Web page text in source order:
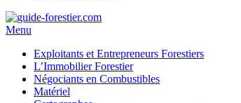
Menu
Exploitants et Entrepreneurs Forestiers
L’Immobilier Forestier
Négociants en Combustibles
Matériel